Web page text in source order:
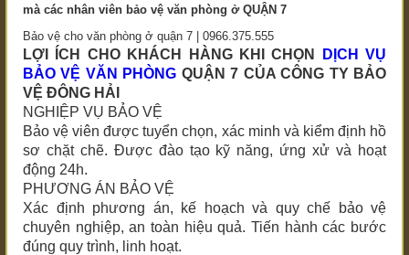
mà các nhân viên bảo vệ văn phòng ở QUẬN 7
Bảo vệ cho văn phòng ở quận 7 | 0966.375.555
LỢI ÍCH CHO KHÁCH HÀNG KHI CHỌN
DỊCH VỤ
BẢO VỆ VĂN PHÒNG QUẬN 7 CỦA CÔNG TY BẢO
VỆ ĐÔNG HẢI
NGHIỆP VỤ BẢO VỆ
Bảo vệ viên được tuyển chọn, xác minh và kiểm định hồ
sơ chặt chẽ. Được đào tạo kỹ năng, ứng xử và hoạt
động 24h.
PHƯƠNG ÁN BẢO VỆ
Xác định phương án, kế hoạch và quy chế bảo vệ
chuyên nghiệp, an toàn hiệu quả. Tiến hành các bước
đúng quy trình, linh hoạt.